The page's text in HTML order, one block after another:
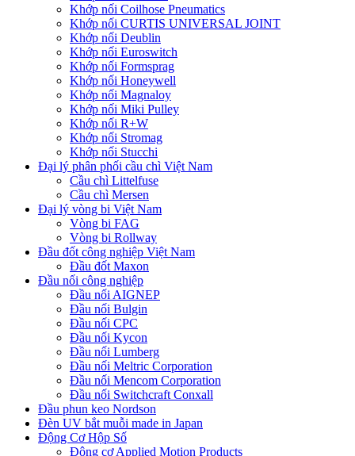
Khớp nối Coilhose Pneumatics
Khớp nối CURTIS UNIVERSAL JOINT
Khớp nối Deublin
Khớp nối Euroswitch
Khớp nối Formsprag
Khớp nối Honeywell
Khớp nối Magnaloy
Khớp nối Miki Pulley
Khớp nối R+W
Khớp nối Stromag
Khớp nối Stucchi
Đại lý phân phối cầu chì Việt Nam
Cầu chì Littelfuse
Cầu chì Mersen
Đại lý vòng bi Việt Nam
Vòng bi FAG
Vòng bi Rollway
Đầu đốt công nghiệp Việt Nam
Đầu đốt Maxon
Đầu nối công nghiệp
Đầu nối AIGNEP
Đầu nối Bulgin
Đầu nối CPC
Đầu nối Kycon
Đầu nối Lumberg
Đầu nối Meltric Corporation
Đầu nối Mencom Corporation
Đầu nối Switchcraft Conxall
Đầu phun keo Nordson
Đèn UV bắt muỗi made in Japan
Động Cơ Hộp Số
Động cơ Applied Motion Products